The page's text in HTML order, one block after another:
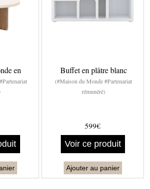
en Buffet en plâtre blanc
(#Maison du Monde #Partenariat
rémunéré)
599€
Voir ce produit
Ajouter au panier